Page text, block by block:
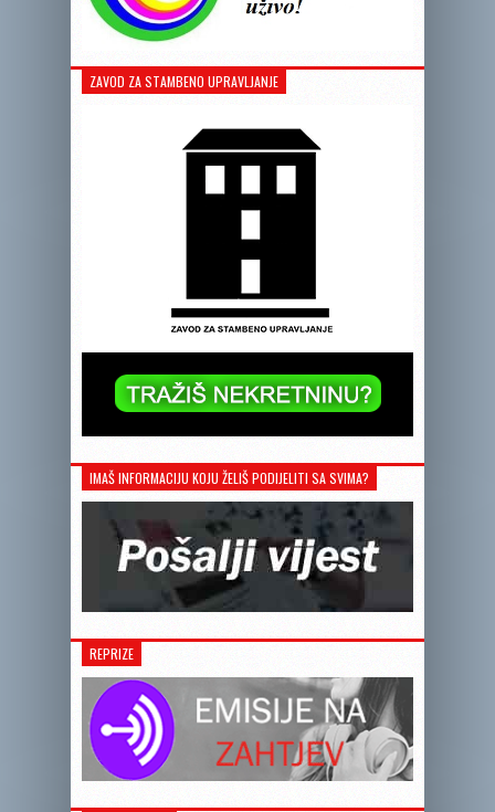
ZAVOD ZA STAMBENO UPRAVLJANJE
IMAŠ INFORMACIJU KOJU ŽELIŠ PODIJELITI SA SVIMA?
REPRIZE